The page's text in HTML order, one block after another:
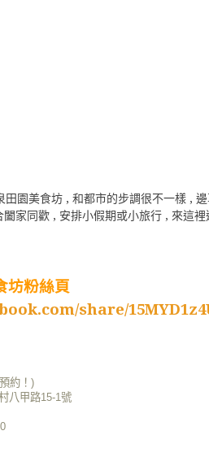
田園美食坊 , 和都市的步調很不一樣 ,
家同歡 , 安排小假期或小旅行 , 來這裡
坊粉絲頁
share/
約！)
八甲路15-1號